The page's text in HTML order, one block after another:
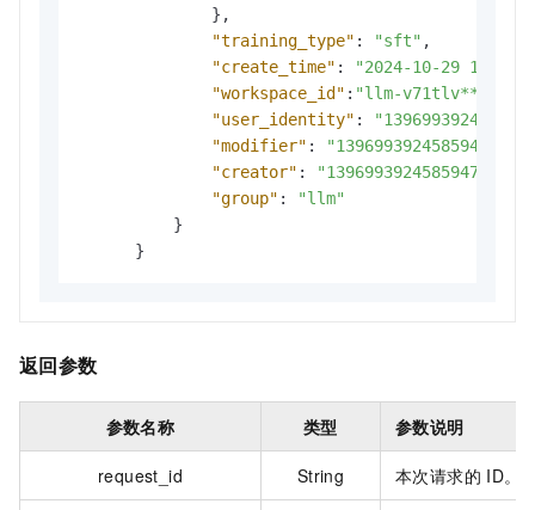
} ,
"training_type" : "sft" ,
"create_time" :
"2024-10-29
"workspace_id" : "llm-v71tlv***"
"user_identity" :
"modifier" : "1396993924585947"
"creator" : "1396993924585947"
"group" :
"llm"
}
}
返回参数
参数名称 类型 参数说明
request_id String 本次请求的 ID。